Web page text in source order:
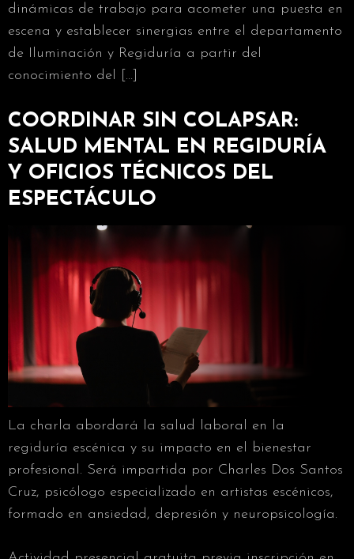
dinámicas de trabajo para acometer una puesta en
escena y establecer sinergias entre el departamento
de Iluminación y Regiduría a partir del
conocimiento del […]
COORDINAR SIN COLAPSAR:
SALUD MENTAL EN REGIDURÍA
Y OFICIOS TÉCNICOS DEL
ESPECTÁCULO
La charla abordará la salud laboral en la
regiduría escénica y su impacto en el bienestar
profesional. Será impartida por Charles Dos Santos
Cruz, psicólogo especializado en artistas escénicos,
formado en ansiedad, depresión y neuropsicología.